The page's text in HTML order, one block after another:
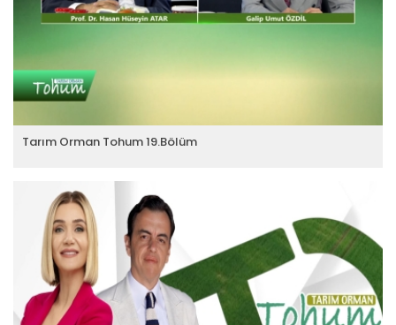
Tarım Orman Tohum 19.Bölüm